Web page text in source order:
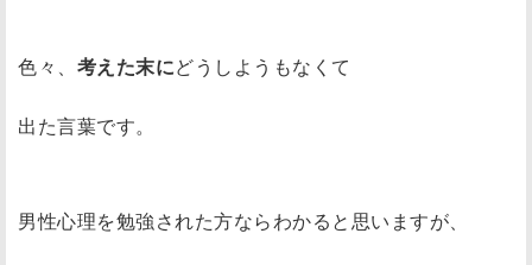
色々、 考えた末にどうしようもなくて
出た言葉です。
男性心理を勉強された方ならわかると思いますが、